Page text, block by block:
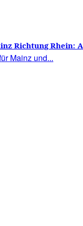
Richtung Rhein:
die Mainzer